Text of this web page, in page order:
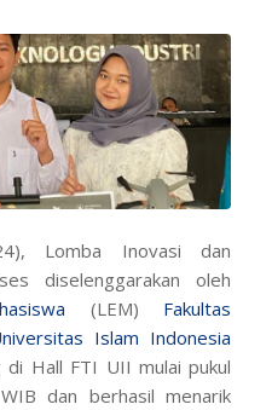
Lomba Inovasi dan
diselenggarakan oleh
(LEM) Fakultas
Islam Indonesia
di Hall FTI UII mulai pukul
dan berhasil menarik